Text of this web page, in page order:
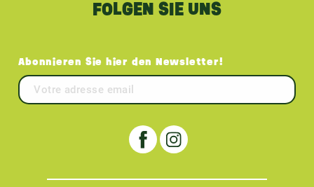
FOLGEN SIE UNS
Abonnieren Sie hier den Newsletter!